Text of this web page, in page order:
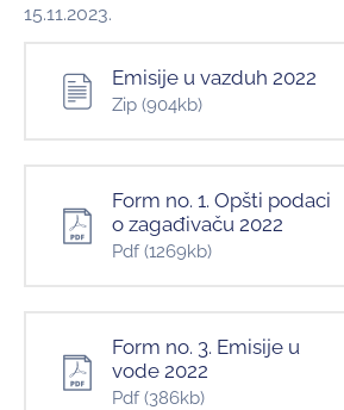
15.11.2023.
Emisije u vazduh 2022
Zip (904kb)
Form no. 1. Opšti podaci
o zagađivaču 2022
Pdf(1269kb)
Form no. 3. Emisije u
vode 2022
Pdf(386kb)